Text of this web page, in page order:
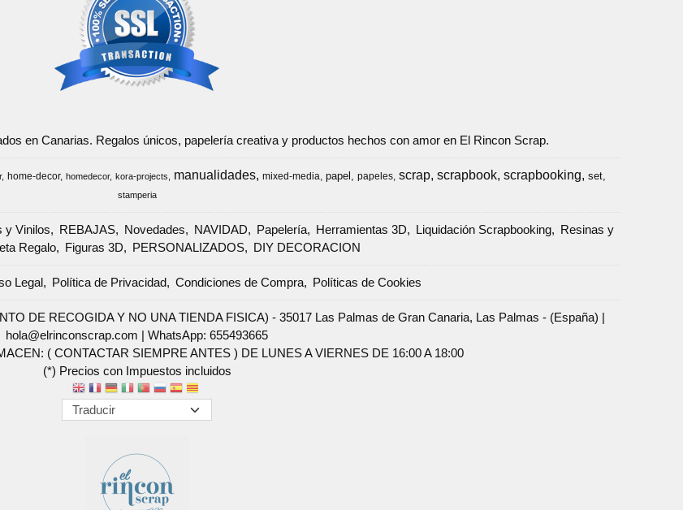
en Canarias. Regalos únicos, papelería creativa y productos hechos con amor en El Rincon Scrap.
home-decor homedecor kora-projects manualidades mixed-media papel papeles scrap scrapbook scrapbooking set
stamperia
y Vinilos REBAJAS Novedades NAVIDAD Papelería Herramientas 3D Liquidación Scrapbooking
Resinas y
Regalo Figuras 3D PERSONALIZADOS DIY DECORACION
Legal Política de Privacidad Condiciones de Compra Políticas de Cookies
DE RECOGIDA Y NO UNA TIENDA FISICA) - 35017 Las Palmas de Gran Canaria, Las Palmas - (España) |
hola@elrinconscrap.com |WhatsApp: 655493665
( CONTACTAR SIEMPRE ANTES ) DE LUNES A VIERNES DE 16:00 A 18:00
(*) Precios con Impuestos incluidos